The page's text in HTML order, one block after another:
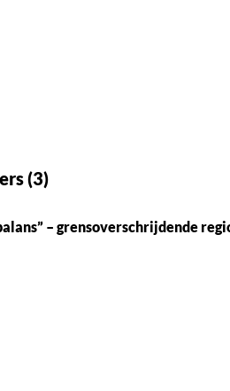
(3)
– grensoverschrijdende